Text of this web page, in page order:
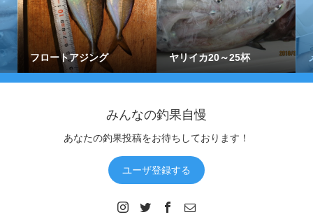
フロートアジング ヤリイカ20～25杯
みんなの釣果自慢
あなたの釣果投稿をお待ちしております！
ユーザ登録する